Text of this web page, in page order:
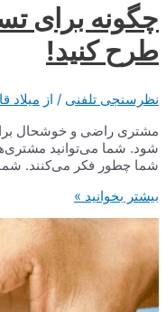
چگونه برای
طرح کنید!
نظرسنجی تلفنی / از میلاد
مشتری راضی و خوشحال
شود. شما می‌توانید مشتری‌های
شما چطور فکر می‌کنند. شما
چگونه
تسلط
بر
بازار
خود
سؤالات
بیشتر بخوانید »